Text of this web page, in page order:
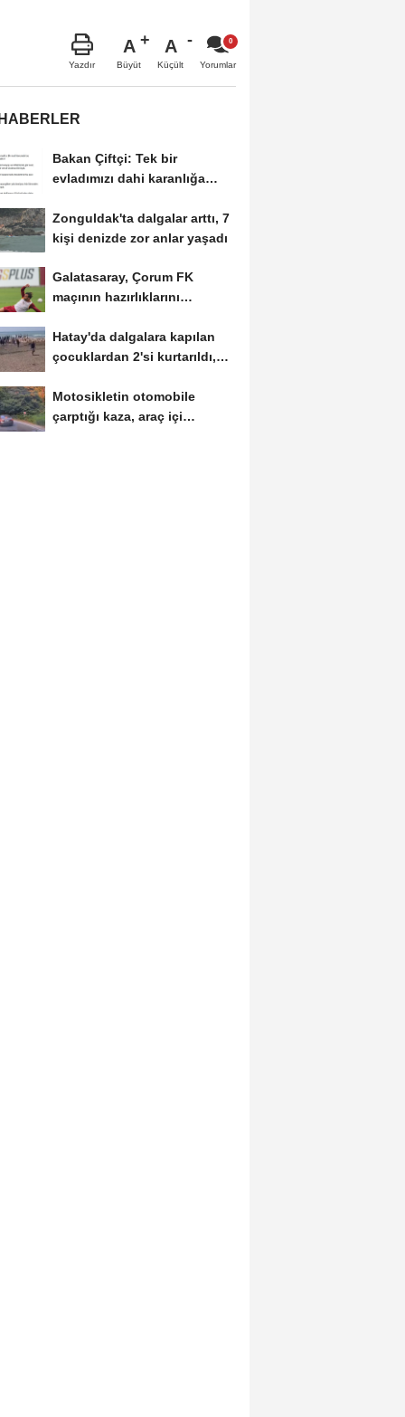
Yazdır
A
Büyüt
A
Küçült Yorumlar
Bakan Çiftçi: Tek bir
evladımızı dahi karanlığa
Zonguldak'ta dalgalar arttı, 7
kişi denizde zor anlar yaşadı
Galatasaray, Çorum FK
maçının hazırlıklarını
Hatay'da dalgalara kapılan
çocuklardan 2'si kurtarıldı,
Motosikletin otomobile
çarptığı kaza, araç içi